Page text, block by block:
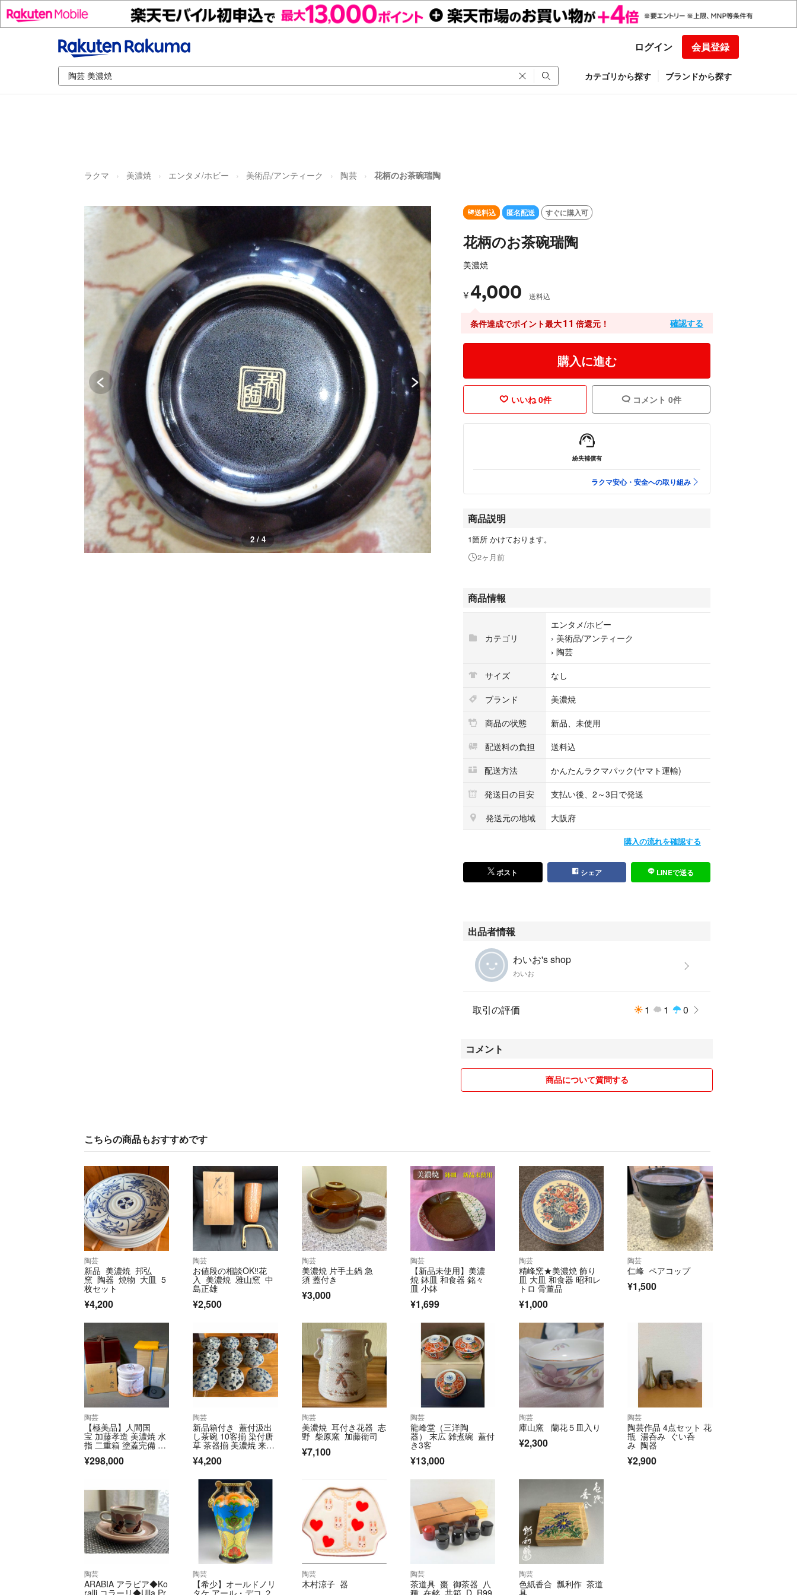
ログイン 会員登録
カテゴリから探す ブランドから探す
ラクマ 美濃焼 エンタメ/ホビー 美術品/アンティーク 陶芸 花柄のお茶碗瑞陶
2 / 4
送料込 匿名配送 すぐに購入可
花柄のお茶碗瑞陶
美濃焼
¥4,000 送料込
条件達成でポイント最大11 倍還元！ 確認する
購入に進む
いいね 0件 コメント 0件
紛失補償有
ラクマ安心・安全への取り組み
商品説明
1箇所 かけております。
2ヶ月前
商品情報
カテゴリ
エンタメ/ホビー
› 美術品/アンティーク
› 陶芸
サイズ
なし
ブランド
美濃焼
商品の状態
新品、未使用
配送料の負担
送料込
配送方法
かんたんラクマパック(ヤマト運輸)
発送日の目安
支払い後、2～3日で発送
発送元の地域
大阪府
購入の流れを確認する
ポスト シェア LINEで送る
出品者情報
わいお's shop
わいお
取引の評価 1 1 0
コメント
商品について質問する
こちらの商品もおすすめです
陶芸
新品 美濃焼 邦弘
窯 陶器 焼物 大皿 5
枚セット
¥4,200
陶芸
お値段の相談OK‼️花
入 美濃焼 雅山窯 中
島正雄
¥2,500
陶芸
美濃焼 片手土鍋 急
須 蓋付き
¥3,000
陶芸
【新品未使用】美濃
焼 鉢皿 和食器 銘々
皿 小鉢
¥1,699
陶芸
精峰窯★美濃焼 飾り
皿 大皿 和食器 昭和レ
トロ 骨董品
¥1,000
陶芸
仁峰 ペアコップ
¥1,500
陶芸
【極美品】人間国
宝 加藤孝造 美濃焼 水
指 二重箱 塗蓋完備 茶
¥298,000
陶芸
新品箱付き 蓋付汲出
し茶碗 10客揃 染付唐
草 茶器揃 美濃焼 来客
¥4,200
陶芸
美濃焼 耳付き花器 志
野 柴原窯 加藤衛司
¥7,100
陶芸
龍峰堂（三洋陶
器） 末広 雑煮碗 蓋付
き3客
¥13,000
陶芸
庫山窯 蘭花５皿入り
¥2,300
陶芸
陶芸作品 4点セット 花
瓶 湯呑み ぐい呑
み 陶器
¥2,900
陶芸
ARABIA アラビア◆Ko
陶芸
【希少】オールドノリ
陶芸
木村涼子 器
陶芸
茶道具 棗 御茶器 八
陶芸
色紙香合 瓢利作 茶道